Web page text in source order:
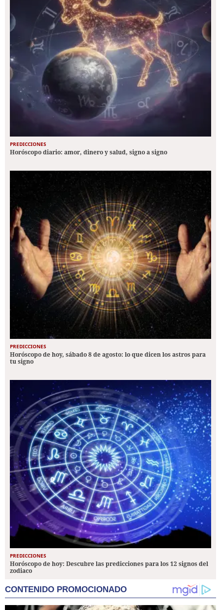
PREDICCIONES
Horóscopo diario: amor, dinero y salud, signo a signo
PREDICCIONES
Horóscopo de hoy, sábado 8 de agosto: lo que dicen los astros para
tu signo
PREDICCIONES
Horóscopo de hoy: Descubre las predicciones para los 12 signos del
zodiaco
CONTENIDO PROMOCIONADO